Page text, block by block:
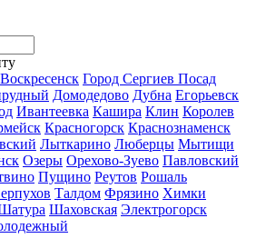
Воскресенск Город Сергиев Посад
Домодедово Дубна Егорьевск
Ивантеевка Кашира Клин Королев
Красногорск Краснознаменск
Лыткарино Люберцы Мытищи
Озеры Орехово-Зуево Павловский
Пущино Реутов Рошаль
Талдом Фрязино Химки
Шаховская Электрогорск